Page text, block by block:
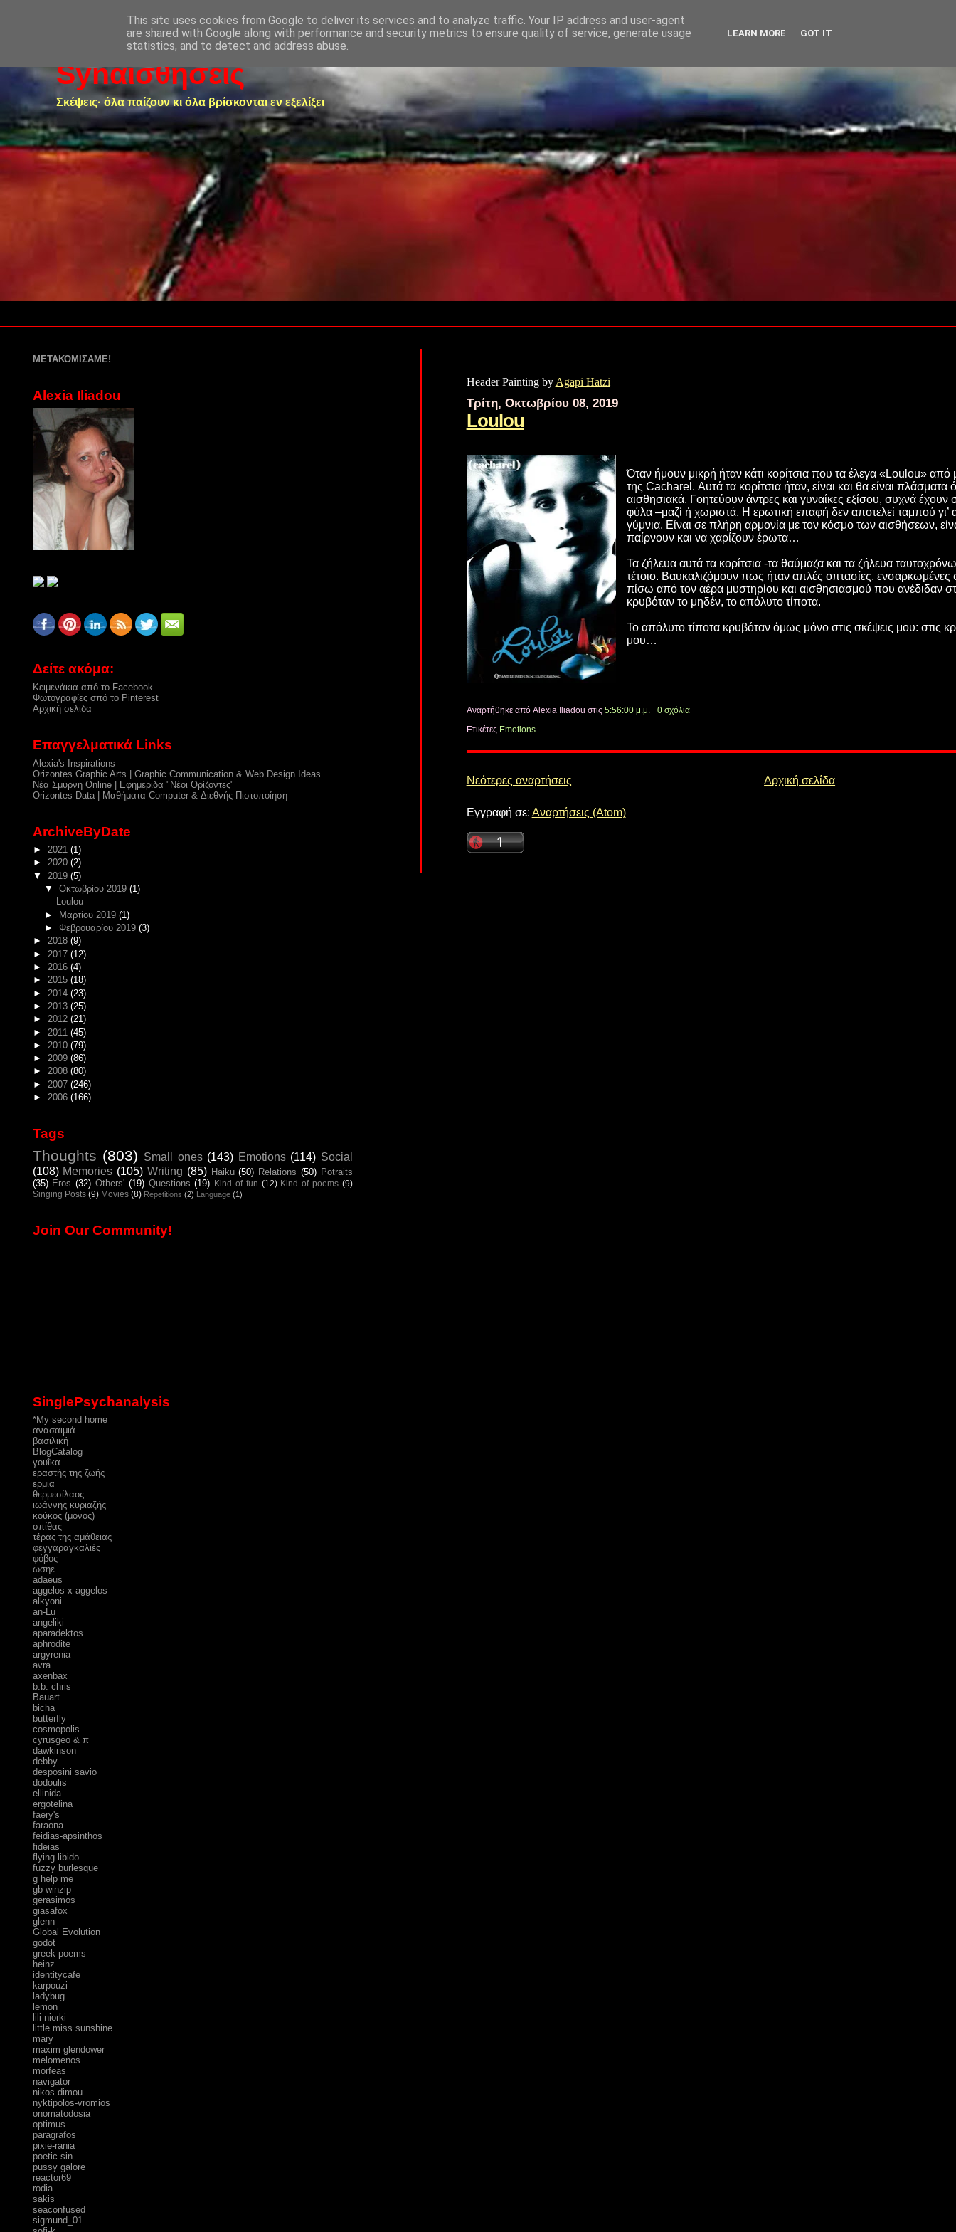
Synαισθήσεις
Σκέψεις· όλα παίζουν κι όλα βρίσκονται εν εξελίξει
Header Painting by Agapi Hatzi
Τρίτη, Οκτωβρίου 08, 2019
Loulou
Όταν ήμουν μικρή ήταν κάτι κορίτσια που τα έλεγα «Loulou» από
τηςCacharel . Αυτά τα κορίτσια ήταν, είναι και θα είναι
αισθησιακά. Γοητεύουν άντρες και γυναίκες εξίσου, συχνά έχουν
φύλα –μαζί ή χωριστά. Η ερωτική επαφή δεν αποτελεί ταμπού γι’
γύμνια. Είναι σε πλήρη αρμονία με τον κόσμο των αισθήσεων,
παίρνουν και να χαρίζουν έρωτα…
Τα ζήλευα αυτά τα κορίτσια -τα θαύμαζα και τα ζήλευα
τέτοιο. Βαυκαλιζόμουν πως ήταν απλές οπτασίες,
πίσω από τον αέρα μυστηρίου και αισθησιασμού που ανέδιδαν
κρυβόταν το μηδέν, το απόλυτο τίποτα.
Το απόλυτο τίποτα κρυβόταν όμως μόνο στις σκέψεις μου: στις
μου…
Αναρτήθηκε από Alexia Iliadou στις 5:56:00 μ.μ.
0 σχόλια
Ετικέτες Emotions
Νεότερες αναρτήσεις Αρχική σελίδα
Εγγραφή σε: Αναρτήσεις (Atom)
ΜΕΤΑΚΟΜΙΣΑΜΕ!
Alexia Iliadou
Δείτε ακόμα:
Κειμενάκια από το Facebook
Φωτογραφίες σπό το Pinterest
Αρχική σελίδα
Επαγγελματικά Links
Alexia's Inspirations
Orizontes Graphic Arts | Graphic Communication & Web Design Ideas
Νέα Σμύρνη Online | Εφημερίδα "Νέοι Ορίζοντες"
Orizontes Data | Μαθήματα Computer & Διεθνής Πιστοποίηση
ArchiveByDate
► 2021 (1)
► 2020 (2)
▼ 2019 (5)
▼ Οκτωβρίου 2019 (1)
Loulou
► Μαρτίου 2019 (1)
► Φεβρουαρίου 2019 (3)
► 2018 (9)
► 2017 (12)
► 2016 (4)
► 2015 (18)
► 2014 (23)
► 2013 (25)
► 2012 (21)
► 2011 (45)
► 2010 (79)
► 2009 (86)
► 2008 (80)
► 2007 (246)
► 2006 (166)
Tags
Thoughts (803) Small ones (143) Emotions (114) Social
(108) Memories (105) Writing (85) Haiku (50) Relations (50) Potraits
(35) Eros (32) Others' (19) Questions (19) Kind of fun (12) Kind of poems (9)
Singing Posts (9) Movies (8) Repetitions (2) Language (1)
Join Our Community!
SinglePsychanalysis
*My second home
ανασαιμιά
βασιλική
ΒlogCatalog
γουΐκα
εραστής της ζωής
ερμία
θερμεσίλαος
ιωάννης κυριαζής
κούκος (μονος)
σπίθας
τέρας της αμάθειας
φεγγαραγκαλιές
φόβος
ωσηε
adaeus
aggelos-x-aggelos
alkyoni
an-Lu
angeliki
aparadektos
aphrodite
argyrenia
avra
axenbax
b.b. chris
Bauart
bicha
butterfly
cosmopolis
cyrusgeo & π
dawkinson
debby
desposini savio
dodoulis
ellinida
ergotelina
faery's
faraona
feidias-apsinthos
fideias
flying libido
fuzzy burlesque
g help me
gb winzip
gerasimos
giasafox
glenn
Global Evolution
godot
greek poems
heinz
identitycafe
karpouzi
ladybug
lemon
lili niorki
little miss sunshine
mary
maxim glendower
melomenos
morfeas
navigator
nikos dimou
nyktipolos-vromios
onomatodosia
optimus
paragrafos
pixie-rania
poetic sin
pussy galore
reactor69
rodia
sakis
seaconfused
sigmund_01
This site uses cookies from Google to deliver its services and to analyze traffic. Your IP address and user-agent
are shared with Google along with performance and security metrics to ensure quality of service, generate usage
statistics, and to detect and address abuse.
LEARN MORE GOT IT